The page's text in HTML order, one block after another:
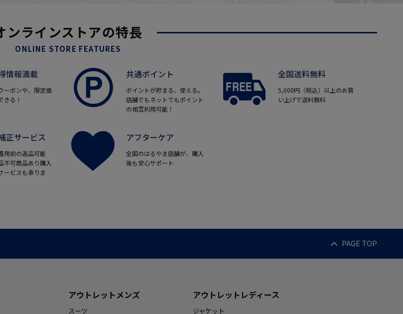
ンラインストアの特長
ONLINE STORE FEATURES
情報満載
ーポンや、限定価
きる！
共通ポイント
ポイントが貯まる、使える。
店舗でもネットでもポイント
の相互利用可能！
全国送料無料
5,000円（税込）以上のお買
い上げで送料無料
正サービス
用前の返品可能
不可商品あり購入
ービスも承りま
アフターケア
全国のはるやま店舗が、購入
後も安心サポート
PAGE TOP
アウトレットメンズ
スーツ
アウトレットレディース
ジャケット